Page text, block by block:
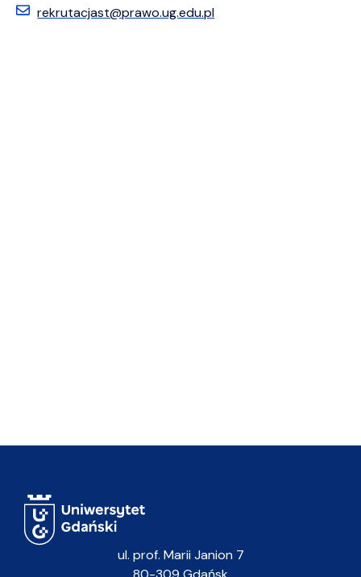
rekrutacjast@prawo.ug.edu.pl
ul. prof. Marii Janion 7